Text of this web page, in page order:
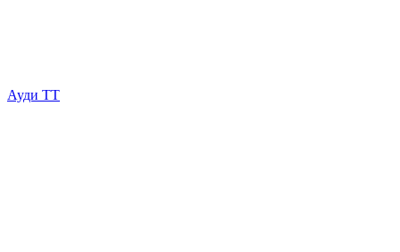
Ауди ТТ